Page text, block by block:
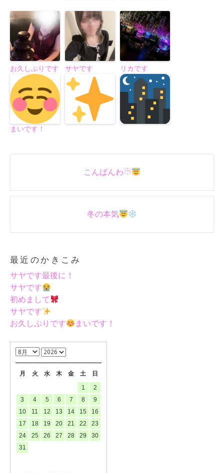
お久しぶりです
まいです！
サヤです リカです
navigationこんばんわ☃︎
冬の本気
最近のかきこみ
サヤです最後に！
サヤです
初めまして
サヤです
お久しぶりです
まいです！
月 火 水 木 金 土 日
1
2
3
4 5 6 7 8
9
10
11 12 13 14 15
16
17
18 19 20 21 22
23
24
25 26 27 28 29
30
31